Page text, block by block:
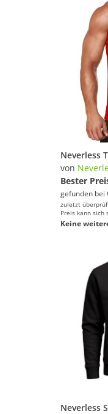
von
Bester
gefunden bei
zuletzt
Preis kann sich
Keine